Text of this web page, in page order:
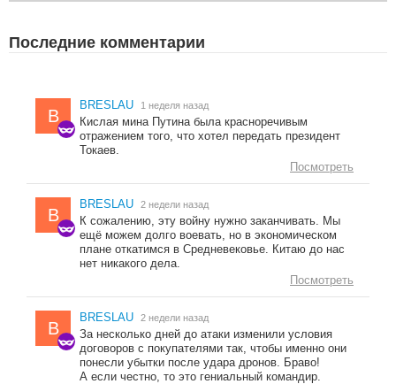
Последние комментарии
B
BRESLAU 1 неделя назад
Кислая мина Путина была красноречивым
отражением того, что хотел передать президент
Токаев.
Посмотреть
B
BRESLAU 2 недели назад
К сожалению, эту войну нужно заканчивать. Мы
ещё можем долго воевать, но в экономическом
плане откатимся в Средневековье. Китаю до нас
нет никакого дела.
Посмотреть
B
BRESLAU 2 недели назад
За несколько дней до атаки изменили условия
договоров с покупателями так, чтобы именно они
понесли убытки после удара дронов. Браво!
А если честно, то это гениальный командир.